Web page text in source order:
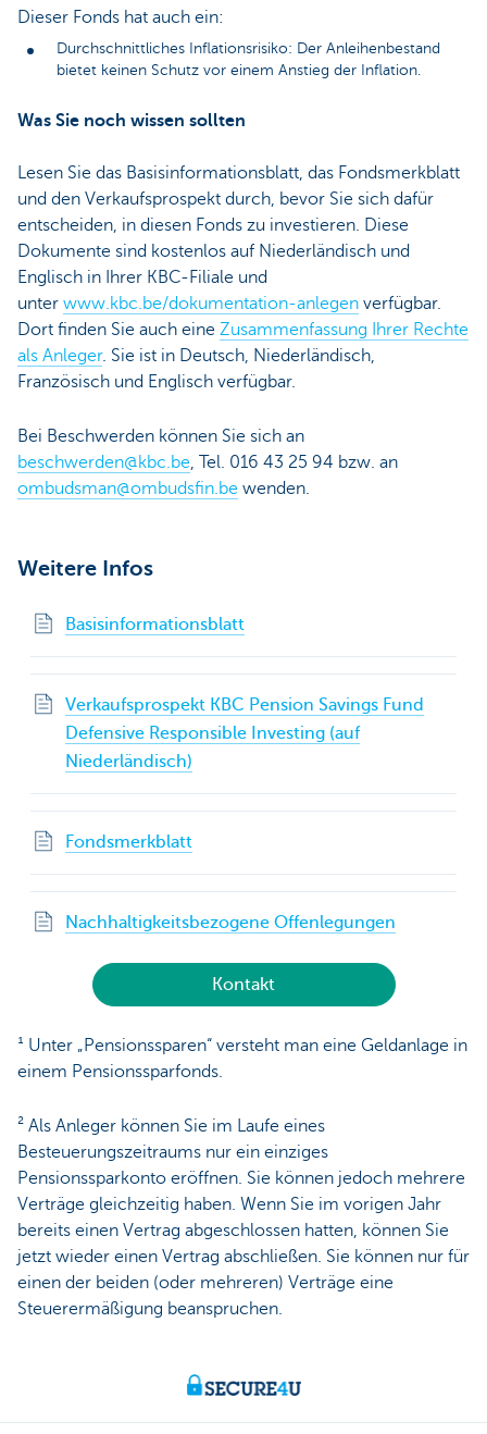
Dieser Fonds hat auch ein:
Durchschnittliches Inflationsrisiko: Der Anleihenbestand
bietet keinen Schutz vor einem Anstieg der Inflation.
Was Sie noch wissen sollten
Lesen Sie das Basisinformationsblatt, das Fondsmerkblatt
und den Verkaufsprospekt durch, bevor Sie sich dafür
entscheiden, in diesen Fonds zu investieren. Diese
Dokumente sind kostenlos auf Niederländisch und
Englisch in Ihrer KBC-Filiale und
unter www.kbc.be/dokumentation-anlegen verfügbar.
Dort finden Sie auch eine Zusammenfassung Ihrer Rechte
als Anleger. Sie ist in Deutsch, Niederländisch,
Französisch und Englisch verfügbar.
Bei Beschwerden können Sie sich an
beschwerden@kbc.be, Tel. 016 43 25 94 bzw. an
ombudsman@ombudsfin.be wenden.
Weitere Infos
Basisinformationsblatt
Verkaufsprospekt KBC Pension Savings Fund
Defensive Responsible Investing (auf
Niederländisch)
Fondsmerkblatt
Nachhaltigkeitsbezogene Offenlegungen
Kontakt
¹ Unter „Pensionssparen“ versteht man eine Geldanlage in
einem Pensionssparfonds.
² Als Anleger können Sie im Laufe eines
Besteuerungszeitraums nur ein einziges
Pensionssparkonto eröffnen. Sie können jedoch mehrere
Verträge gleichzeitig haben. Wenn Sie im vorigen Jahr
bereits einen Vertrag abgeschlossen hatten, können Sie
jetzt wieder einen Vertrag abschließen. Sie können nur für
einen der beiden (oder mehreren) Verträge eine
Steuerermäßigung beanspruchen.